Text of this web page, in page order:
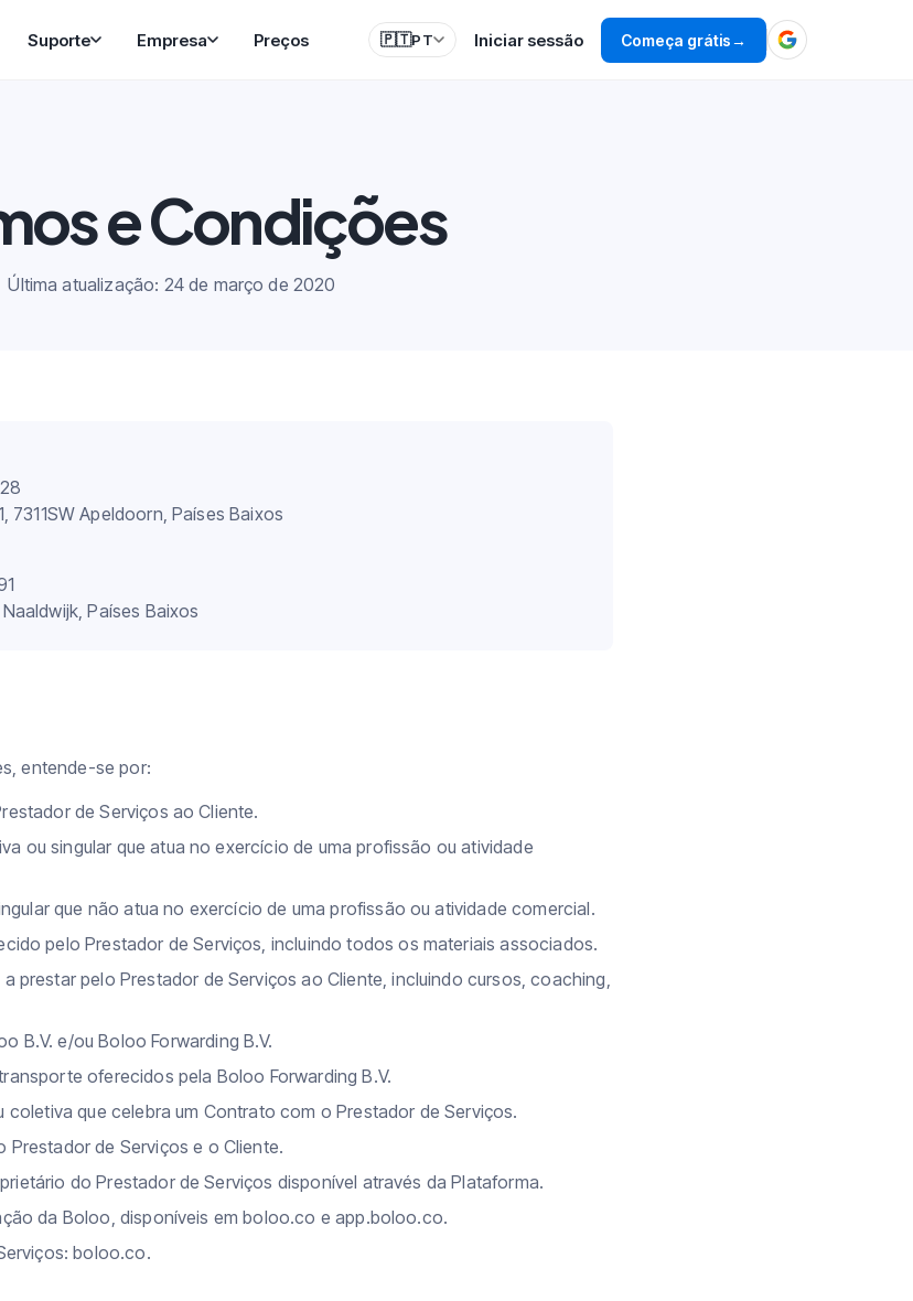
Suporte Empresa Preços 🇵🇹PT Iniciar sessão Começa grátis→
e Condições
Última atualização: 24 de março de 2020
7311SW Apeldoorn, Países Baixos
Países Baixos
entende-se por:
de Serviços ao Cliente.
ou singular que atua no exercício de uma profissão ou atividade
que não atua no exercício de uma profissão ou atividade comercial.
pelo Prestador de Serviços, incluindo todos os materiais associados.
prestar pelo Prestador de Serviços ao Cliente, incluindo cursos, coaching,
B.V. e/ou Boloo Forwarding B.V.
oferecidos pela Boloo Forwarding B.V.
coletiva que celebra um Contrato com o Prestador de Serviços.
Prestador de Serviços e o Cliente.
do Prestador de Serviços disponível através da Plataforma.
da Boloo, disponíveis em boloo.co e app.boloo.co.
boloo.co.